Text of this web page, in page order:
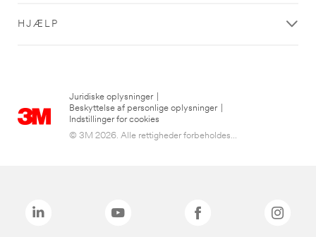
HJÆLP
Juridiske oplysninger
Beskyttelse af personlige oplysninger
Indstillinger for cookies
© 3M 2026. Alle rettigheder forbeholdes...